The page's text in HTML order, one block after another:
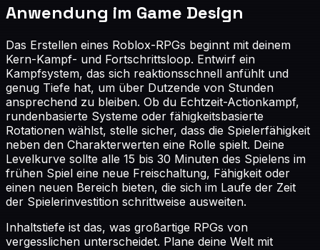
Anwendung im Game Design
Das Erstellen eines Roblox-RPGs beginnt mit deinem
Kern-Kampf- und Fortschrittsloop. Entwirf ein
Kampfsystem, das sich reaktionsschnell anfühlt und
genug Tiefe hat, um über Dutzende von Stunden
ansprechend zu bleiben. Ob du Echtzeit-Actionkampf,
rundenbasierte Systeme oder fähigkeitsbasierte
Rotationen wählst, stelle sicher, dass die Spielerfähigkeit
neben den Charakterwerten eine Rolle spielt. Deine
Levelkurve sollte alle 15 bis 30 Minuten des Spielens im
frühen Spiel eine neue Freischaltung, Fähigkeit oder
einen neuen Bereich bieten, die sich im Laufe der Zeit
der Spielerinvestition schrittweise ausweiten.
Inhaltstiefe ist das, was großartige RPGs von
vergesslichen unterscheidet. Plane deine Welt mit